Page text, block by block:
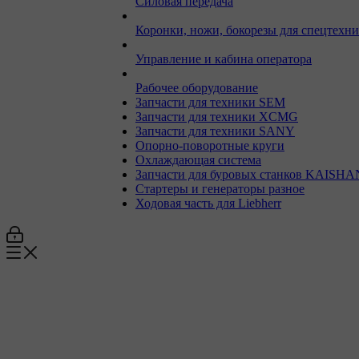
Коронки, ножи, бокорезы для
Управление и кабина оператора
Рабочее оборудование
Запчасти для техники SEM
Запчасти для техники XCMG
Запчасти для техники SANY
Опорно-поворотные круги
Охлаждающая система
Запчасти для буровых станков
Стартеры и генераторы разное
Ходовая часть для Liebherr